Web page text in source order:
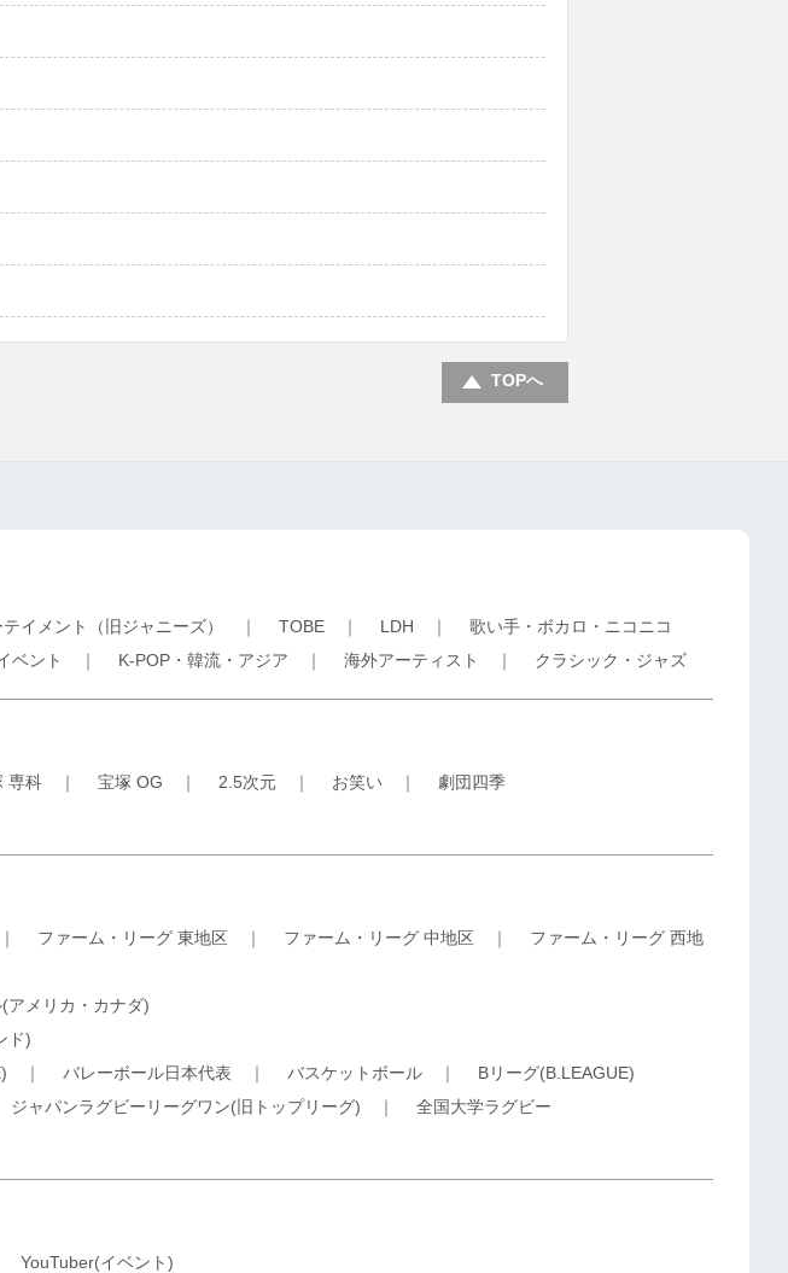
TOPへ
イメント（旧ジャニーズ） ｜ TOBE ｜ LDH ｜ 歌い手・ボカロ・ニコニコ
ベント ｜ K-POP・韓流・アジア ｜ 海外アーティスト ｜ クラシック・ジャズ
専科 ｜ 宝塚 OG ｜ 2.5次元 ｜ お笑い ｜ 劇団四季
ファーム・リーグ 東地区 ｜ ファーム・リーグ 中地区 ｜ ファーム・リーグ 西地
アメリカ・カナダ)
ド)
｜ バレーボール日本代表 ｜ バスケットボール ｜ Bリーグ(B.LEAGUE)
ジャパンラグビーリーグワン(旧トップリーグ) ｜ 全国大学ラグビー
YouTuber(イベント)